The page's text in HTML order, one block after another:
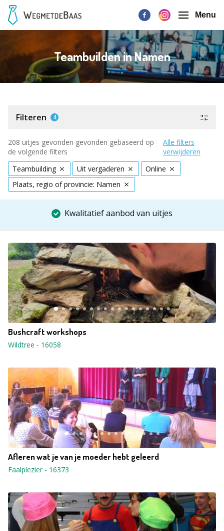
Menu
Teambuilden in Namen
Filteren 4
208 uitjes gevonden gevonden gebaseerd op
de volgende filters
Alle filters
verwijderen
Teambuilding
Uit vergaderen
Online
Plaats, regio of provincie: Namen
Kwalitatief aanbod van uitjes
Bushcraft workshops
Wildtree - 16058
Afleren wat je van je moeder hebt geleerd
Faalplezier- 16373